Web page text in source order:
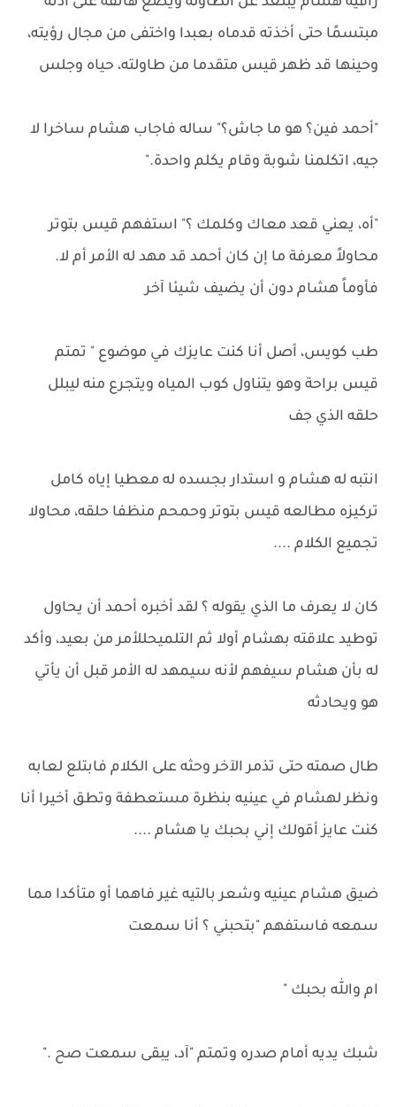
مبتسمًا حتى أخذته قدماه بعبدا واختفى من مجال رؤيته،
وحينها قد ظهر قيس متقدما من طاولته، حياه وجلس
"أحمد فين؟ هو ما جاش؟" ساله فاجاب هشام ساخرا لا
جيه، اتكلمنا شوبة وقام يكلم واحدة."
"أه، يعني قعد معاك وكلمك ؟" استفهم قيس بتوتر
محاولاً معرفة ما إن كان أحمد قد مهد له الأمر أم لا.
فأوماً هشام دون أن يضيف شيئا آخر
طب كويس، أصل أنا كنت عايزك في موضوع " تمتم
قيس براحة وهو يتناول كوب المياه ويتجرع منه ليبلل
حلقه الذي جف
انتبه له هشام و استدار بجسده له معطيا إياه كامل
تركيزه مطالعه قيس بتوتر وحمحم منظفا حلقه، محاولا
تجميع الكلام ....
كان لا يعرف ما الذي يقوله ؟ لقد أخبره أحمد أن يحاول
توطيد علاقته بهشام أولا ثم التلميحللأمر من بعيد، وأكد
له بأن هشام سيفهم لأنه سيمهد له الأمر قبل أن يأتي
هو ويحادثه
طال صمته حتى تذمر الآخر وحثه على الكلام فابتلع لعابه
ونظر لهشام في عينيه بنظرة مستعطفة وتطق أخيرا أنا
كنت عايز أقولك إني بحبك يا هشام ....
ضيق هشام عينيه وشعر بالتيه غير فاهما أو متأكدا مما
سمعه فاستفهم "بتحبني ؟ أنا سمعت
ام والله بحبك "
شبك يديه أمام صدره وتمتم "آد، يبقى سمعت صح ."